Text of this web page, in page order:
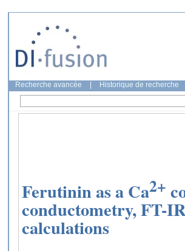
Recherche avancée Historique de recherche
Ferutinin as a Ca2+
conductometry, FT-
calculations